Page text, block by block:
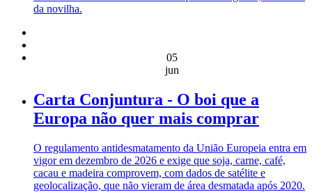
da novilha.
05
jun
Carta Conjuntura - O boi que a
Europa não quer mais comprar
O regulamento antidesmatamento da União Europeia entra em
vigor em dezembro de 2026 e exige que soja, carne, café,
cacau e madeira comprovem, com dados de satélite e
geolocalização, que não vieram de área desmatada após 2020.